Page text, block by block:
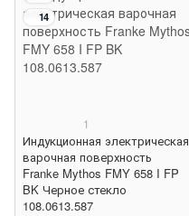
14
1
Индукционная электрическая
варочная поверхность
Franke Mythos FMY 658 I FP
BK Черное стекло
108.0613.587